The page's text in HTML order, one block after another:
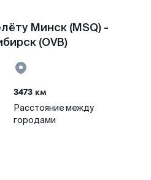
Минск (MSQ) -
(OVB)
3473 км
Расстояние между
городами